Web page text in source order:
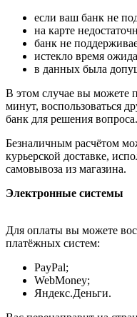
если ваш банк не
на карте
банк не
истекло время
в данных была
В этом случае вы можете
минут, воспользоваться
банк для решения вопроса.
Безналичным расчётом
курьерской доставке,
самовывоза из магазина.
Электронные системы
Для оплаты вы можете
платёжных систем:
PayPal;
WebMoney;
Яндекс.Деньги.